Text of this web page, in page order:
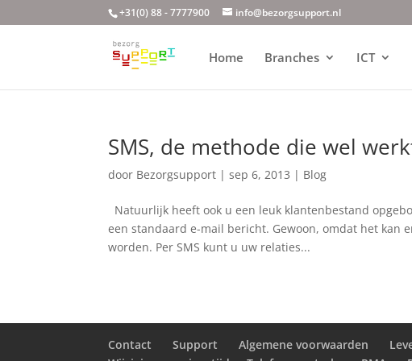
+31(0) 88 - 7777900 info@bezorgsupport.nl
Home Branches ICT
SMS, de methode die wel
door Bezorgsupport |sep 6, 2013 | Blog
Natuurlijk heeft ook u een leuk klantenbestand
een standaard e-mail bericht. Gewoon, omdat het kan
worden. Per SMS kunt u uw relaties...
Contact Support Algemene voorwaarden